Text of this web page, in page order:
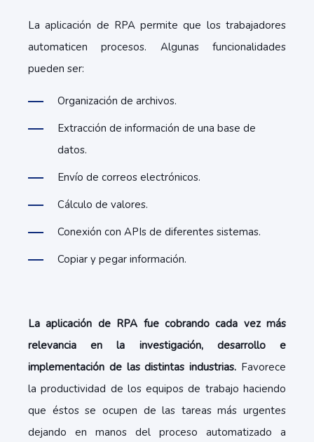
La aplicación de RPA permite que los trabajadores
automaticen procesos. Algunas funcionalidades
pueden ser:
Organización de archivos.
Extracción de información de una base de
datos.
Envío de correos electrónicos.
Cálculo de valores.
Conexión con APIs de diferentes sistemas.
Copiar y pegar información.
La aplicación de RPA fue cobrando cada vez más
relevancia en la investigación, desarrollo e
implementación de las distintas industrias. Favorece
la productividad de los equipos de trabajo haciendo
que éstos se ocupen de las tareas más urgentes
dejando en manos del proceso automatizado a